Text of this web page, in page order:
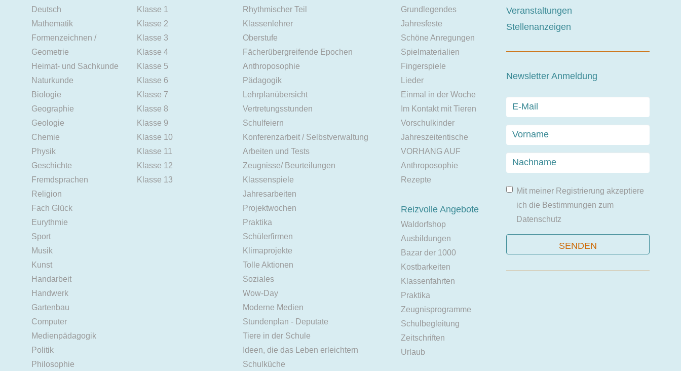
Deutsch
Mathematik
Formenzeichnen /
Geometrie
Heimat- und Sachkunde
Naturkunde
Biologie
Geographie
Geologie
Chemie
Physik
Geschichte
Fremdsprachen
Religion
Fach Glück
Eurythmie
Sport
Musik
Kunst
Handarbeit
Handwerk
Gartenbau
Computer
Medienpädagogik
Politik
Philosophie
Klasse 1
Klasse 2
Klasse 3
Klasse 4
Klasse 5
Klasse 6
Klasse 7
Klasse 8
Klasse 9
Klasse 10
Klasse 11
Klasse 12
Klasse 13
Rhythmischer Teil
Klassenlehrer
Oberstufe
Fächerübergreifende Epochen
Anthroposophie
Pädagogik
Lehrplanübersicht
Vertretungsstunden
Schulfeiern
Konferenzarbeit / Selbstverwaltung
Arbeiten und Tests
Zeugnisse/ Beurteilungen
Klassenspiele
Jahresarbeiten
Projektwochen
Praktika
Schülerfirmen
Klimaprojekte
Tolle Aktionen
Soziales
Wow-Day
Moderne Medien
Stundenplan - Deputate
Tiere in der Schule
Ideen, die das Leben erleichtern
Schulküche
Grundlegendes
Jahresfeste
Schöne Anregungen
Spielmaterialien
Fingerspiele
Lieder
Einmal in der Woche
Im Kontakt mit Tieren
Vorschulkinder
Jahreszeitentische
VORHANG AUF
Anthroposophie
Rezepte
Reizvolle Angebote
Waldorfshop
Ausbildungen
Bazar der 1000
Kostbarkeiten
Klassenfahrten
Praktika
Zeugnisprogramme
Schulbegleitung
Zeitschriften
Urlaub
Veranstaltungen
Stellenanzeigen
Newsletter Anmeldung
Mit meiner Registrierung akzeptiere
ich die Bestimmungen zum
Datenschutz